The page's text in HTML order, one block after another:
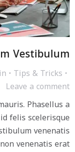
Vestibulum
Tips & Tricks
Leave a comment
Phasellus a
felis scelerisque
venenatis
non venenatis erat.